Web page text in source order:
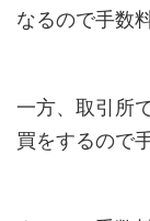
なるので手数
一方、取引所
買をするので